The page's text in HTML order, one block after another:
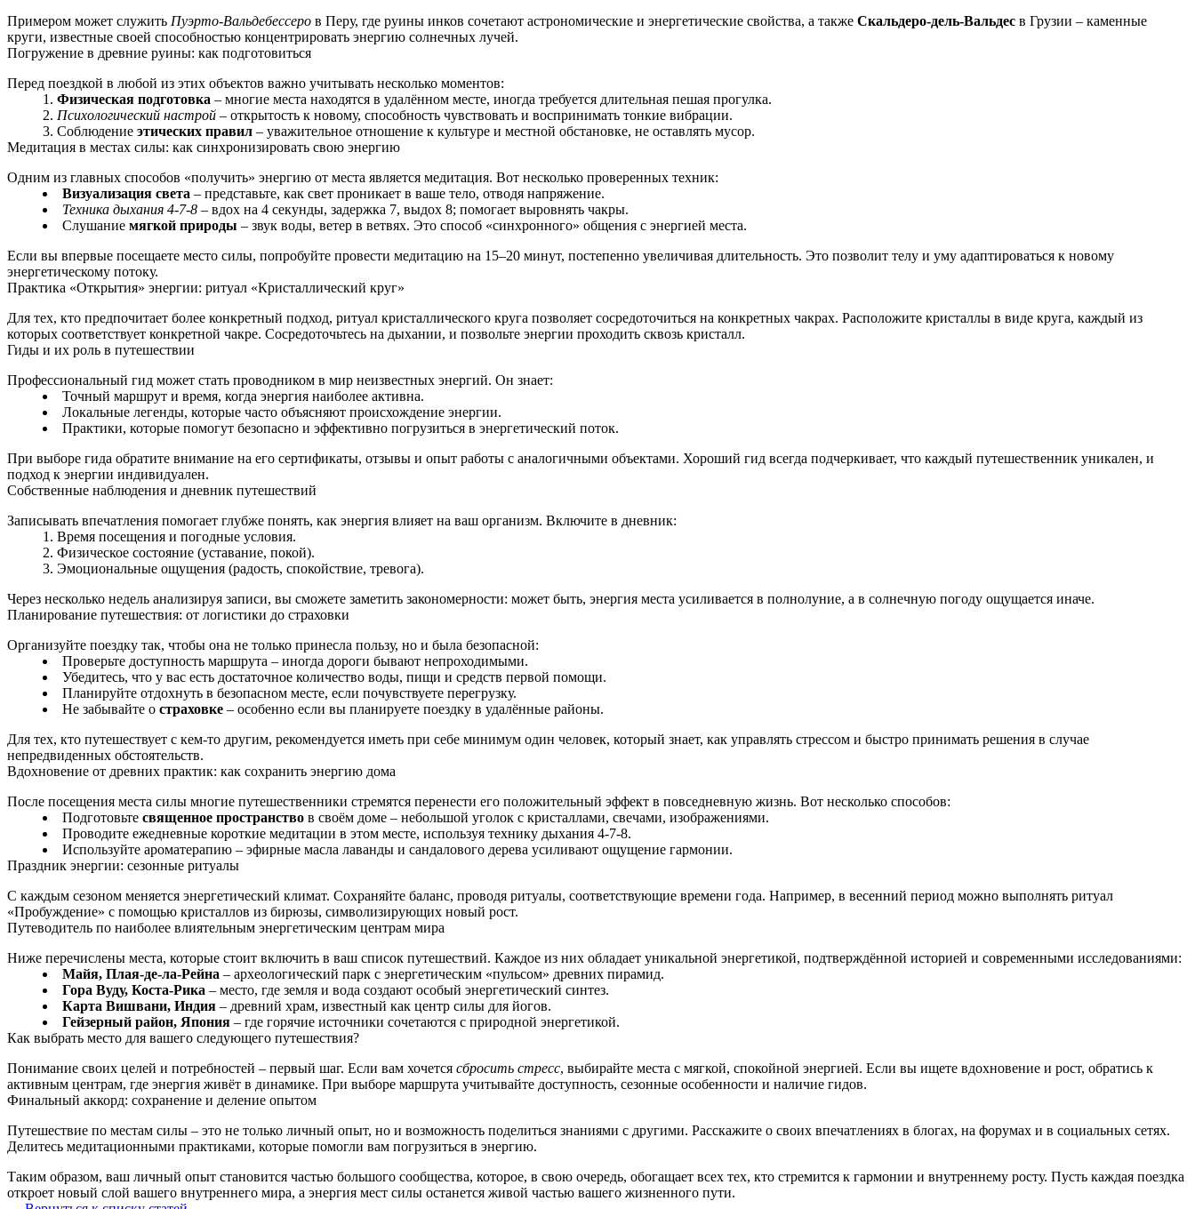
Примером может служить Пуэрто-Вальдебессеро в Перу, где руины инков сочетают астрономические и энергетические свойства, а также Скальдеро-дель-Вальдес в Грузии – каменные
круги, известные своей способностью концентрировать энергию солнечных лучей.
Погружение в древние руины: как подготовиться
Перед поездкой в любой из этих объектов важно учитывать несколько моментов:
Физическая подготовка – многие места находятся в удалённом месте, иногда требуется длительная пешая прогулка.
Психологический настрой – открытость к новому, способность чувствовать и воспринимать тонкие вибрации.
Соблюдение этических правил – уважительное отношение к культуре и местной обстановке, не оставлять мусор.
Медитация в местах силы: как синхронизировать свою энергию
Одним из главных способов «получить» энергию от места является медитация. Вот несколько проверенных техник:
Визуализация света – представьте, как свет проникает в ваше тело, отводя напряжение.
Техника дыхания 4-7-8 – вдох на 4 секунды, задержка 7, выдох 8; помогает выровнять чакры.
Слушание мягкой природы – звук воды, ветер в ветвях. Это способ «синхронного» общения с энергией места.
Если вы впервые посещаете место силы, попробуйте провести медитацию на 15–20 минут, постепенно увеличивая длительность. Это позволит телу и уму адаптироваться к новому
энергетическому потоку.
Практика «Открытия» энергии: ритуал «Кристаллический круг»
Для тех, кто предпочитает более конкретный подход, ритуал кристаллического круга позволяет сосредоточиться на конкретных чакрах. Расположите кристаллы в виде круга, каждый из
которых соответствует конкретной чакре. Сосредоточьтесь на дыхании, и позвольте энергии проходить сквозь кристалл.
Гиды и их роль в путешествии
Профессиональный гид может стать проводником в мир неизвестных энергий. Он знает:
Точный маршрут и время, когда энергия наиболее активна.
Локальные легенды, которые часто объясняют происхождение энергии.
Практики, которые помогут безопасно и эффективно погрузиться в энергетический поток.
При выборе гида обратите внимание на его сертификаты, отзывы и опыт работы с аналогичными объектами. Хороший гид всегда подчеркивает, что каждый путешественник уникален, и
подход к энергии индивидуален.
Собственные наблюдения и дневник путешествий
Записывать впечатления помогает глубже понять, как энергия влияет на ваш организм. Включите в дневник:
Время посещения и погодные условия.
Физическое состояние (уставание, покой).
Эмоциональные ощущения (радость, спокойствие, тревога).
Через несколько недель анализируя записи, вы сможете заметить закономерности: может быть, энергия места усиливается в полнолуние, а в солнечную погоду ощущается иначе.
Планирование путешествия: от логистики до страховки
Организуйте поездку так, чтобы она не только принесла пользу, но и была безопасной:
Проверьте доступность маршрута – иногда дороги бывают непроходимыми.
Убедитесь, что у вас есть достаточное количество воды, пищи и средств первой помощи.
Планируйте отдохнуть в безопасном месте, если почувствуете перегрузку.
Не забывайте о страховке – особенно если вы планируете поездку в удалённые районы.
Для тех, кто путешествует с кем‑то другим, рекомендуется иметь при себе минимум один человек, который знает, как управлять стрессом и быстро принимать решения в случае
непредвиденных обстоятельств.
Вдохновение от древних практик: как сохранить энергию дома
После посещения места силы многие путешественники стремятся перенести его положительный эффект в повседневную жизнь. Вот несколько способов:
Подготовьте священное пространство в своём доме – небольшой уголок с кристаллами, свечами, изображениями.
Проводите ежедневные короткие медитации в этом месте, используя технику дыхания 4-7-8.
Используйте ароматерапию – эфирные масла лаванды и сандалового дерева усиливают ощущение гармонии.
Праздник энергии: сезонные ритуалы
С каждым сезоном меняется энергетический климат. Сохраняйте баланс, проводя ритуалы, соответствующие времени года. Например, в весенний период можно выполнять ритуал
«Пробуждение» с помощью кристаллов из бирюзы, символизирующих новый рост.
Путеводитель по наиболее влиятельным энергетическим центрам мира
Ниже перечислены места, которые стоит включить в ваш список путешествий. Каждое из них обладает уникальной энергетикой, подтверждённой историей и современными исследованиями:
Майя, Плая-де-ла-Рейна – археологический парк с энергетическим «пульсом» древних пирамид.
Гора Вуду, Коста-Рика – место, где земля и вода создают особый энергетический синтез.
Карта Вишвани, Индия – древний храм, известный как центр силы для йогов.
Гейзерный район, Япония – где горячие источники сочетаются с природной энергетикой.
Как выбрать место для вашего следующего путешествия?
Понимание своих целей и потребностей – первый шаг. Если вам хочется сбросить стресс, выбирайте места с мягкой, спокойной энергией. Если вы ищете вдохновение и рост, обратись к
активным центрам, где энергия живёт в динамике. При выборе маршрута учитывайте доступность, сезонные особенности и наличие гидов.
Финальный аккорд: сохранение и деление опытом
Путешествие по местам силы – это не только личный опыт, но и возможность поделиться знаниями с другими. Расскажите о своих впечатлениях в блогах, на форумах и в социальных сетях.
Делитесь медитационными практиками, которые помогли вам погрузиться в энергию.
Таким образом, ваш личный опыт становится частью большого сообщества, которое, в свою очередь, обогащает всех тех, кто стремится к гармонии и внутреннему росту. Пусть каждая поездка
откроет новый слой вашего внутреннего мира, а энергия мест силы останется живой частью вашего жизненного пути.